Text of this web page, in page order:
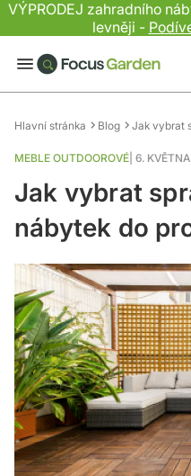
VÝPRODEJ zahradního
levněji -
Hlavní stránka Blog Jak vybrat
MEBLE OUTDOOROVÉ 6.
Jak vybrat
nábytek do